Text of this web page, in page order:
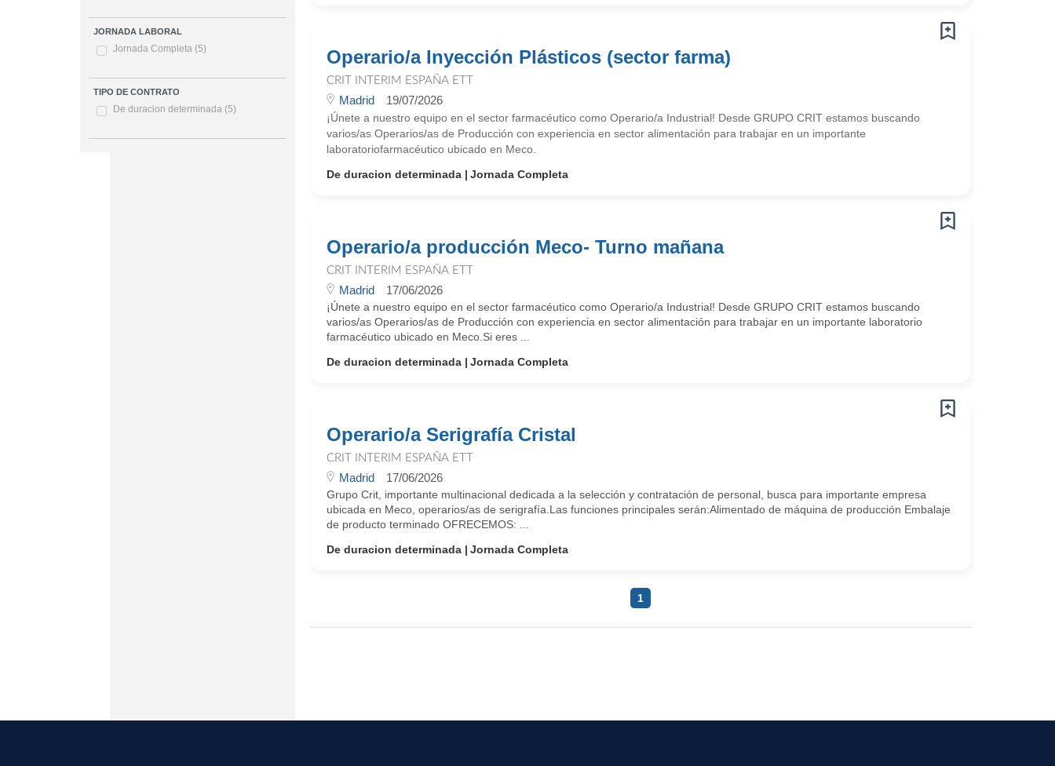
JORNADA LABORAL
Jornada Completa (5)
TIPO DE CONTRATO
De duracion determinada (5)
Operario/a Inyección Plásticos (sector farma)
CRIT INTERIM ESPAÑA ETT
Madrid 19/07/2026
¡Únete a nuestro equipo en el sector farmacéutico como Operario/a Industrial! Desde GRUPO CRIT estamos buscando
varios/as Operarios/as de Producción con experiencia en sector alimentación para trabajar en un importante
laboratoriofarmacéutico ubicado en Meco.
De duracion determinada
Jornada Completa
Operario/a producción Meco- Turno mañana
CRIT INTERIM ESPAÑA ETT
Madrid 17/06/2026
¡Únete a nuestro equipo en el sector farmacéutico como Operario/a Industrial! Desde GRUPO CRIT estamos buscando
varios/as Operarios/as de Producción con experiencia en sector alimentación para trabajar en un importante laboratorio
farmacéutico ubicado en Meco.Si eres ...
De duracion determinada
Jornada Completa
Operario/a Serigrafía Cristal
CRIT INTERIM ESPAÑA ETT
Madrid 17/06/2026
Grupo Crit, importante multinacional dedicada a la selección y contratación de personal, busca para importante empresa
ubicada en Meco, operarios/as de serigrafía.Las funciones principales serán:Alimentado de máquina de producción Embalaje
de producto terminado OFRECEMOS: ...
De duracion determinada
Jornada Completa
1